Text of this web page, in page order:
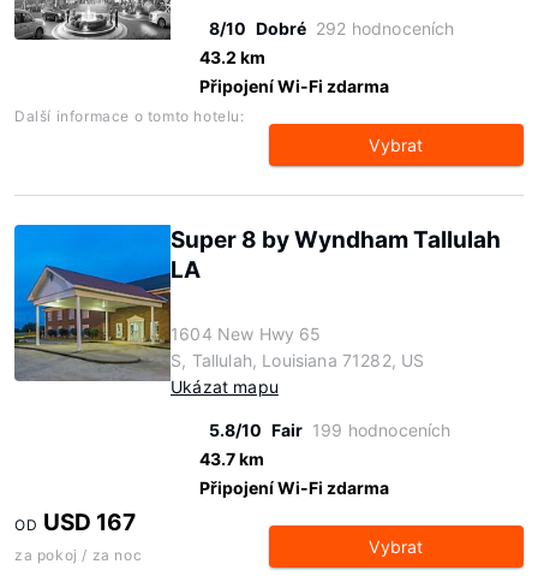
8/10 Dobré 292 hodnoceních
43.2 km
Připojení Wi-Fi zdarma
Další informace o tomto hotelu:
Vybrat
Super 8 by Wyndham Tallulah
LA
1604 New Hwy 65
S, Tallulah, Louisiana 71282, US
Ukázat mapu
5.8/10 Fair 199 hodnoceních
43.7 km
Připojení Wi-Fi zdarma
OD USD 167
za pokoj / za noc Vybrat